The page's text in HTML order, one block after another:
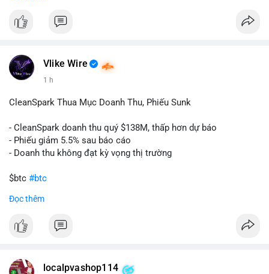
📞 WhatsApp: +1 660 215-8938
Vlike Wire
1 h
CleanSpark Thua Mục Doanh Thu, Phiếu Sunk
- CleanSpark doanh thu quý $138M, thấp hơn dự báo
- Phiếu giảm 5.5% sau báo cáo
- Doanh thu không đạt kỳ vọng thị trường
$btc #btc
#vlikevn
📰 Nguồn: Cointelegraph
Đọc thêm
localpvashop114